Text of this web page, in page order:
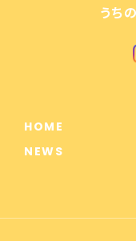
うち
HOME
NEWS